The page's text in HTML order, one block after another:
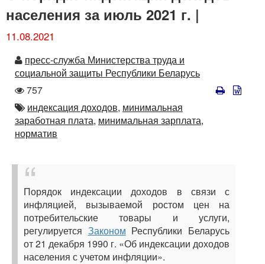
населения за июль 2021 г. |
11.08.2021
Автор
пресс-служба Министерства труда и
социальной защиты Республики Беларусь
Количество
просмотров
757
Автор
индексация доходов, минимальная
заработная плата, минимальная зарплата,
норматив
Порядок индексации доходов в связи с
инфляцией, вызываемой ростом цен на
потребительские товары и услуги,
регулируется Законом Республики Беларусь
от 21 декабря 1990 г. «Об индексации доходов
населения с учетом инфляции».